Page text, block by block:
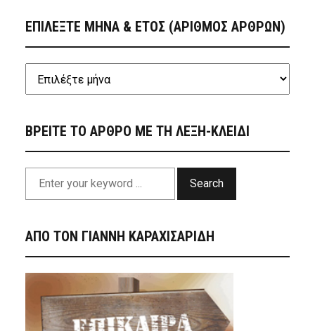
ΕΠΙΛΕΞΤΕ ΜΗΝΑ & ΕΤΟΣ (ΑΡΙΘΜΟΣ ΑΡΘΡΩΝ)
ΒΡΕΙΤΕ ΤΟ ΑΡΘΡΟ ΜΕ ΤΗ ΛΕΞΗ-ΚΛΕΙΔΙ
Search
ΑΠΟ ΤΟΝ ΓΙΑΝΝΗ ΚΑΡΑΧΙΣΑΡΙΔΗ